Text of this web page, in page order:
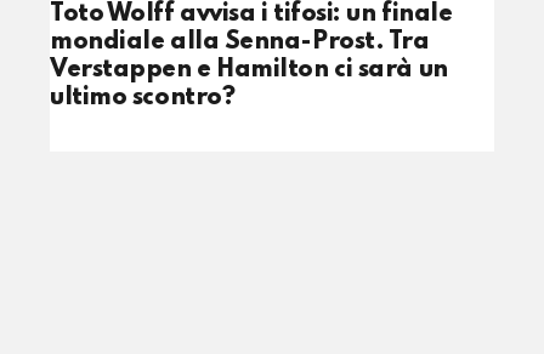
Toto Wolff avvisa i tifosi: un finale
mondiale alla Senna-Prost. Tra
Verstappen e Hamilton ci sarà un
ultimo scontro?